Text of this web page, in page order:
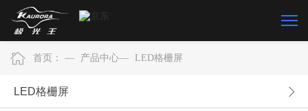
首页： — 产品中心— LED格栅屏
LED格栅屏